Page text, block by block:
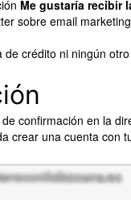
Me gustaría recibir
sobre email
crédito ni ningún
confirmación en la
crear una cuenta con